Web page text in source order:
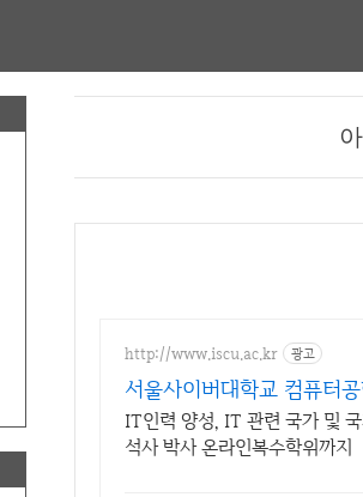
http://www.iscu.ac.kr 광고
서울사이버대학교 컴퓨터
IT인력 양성, IT 관련 국가 및
석사 박사 온라인복수학위까지